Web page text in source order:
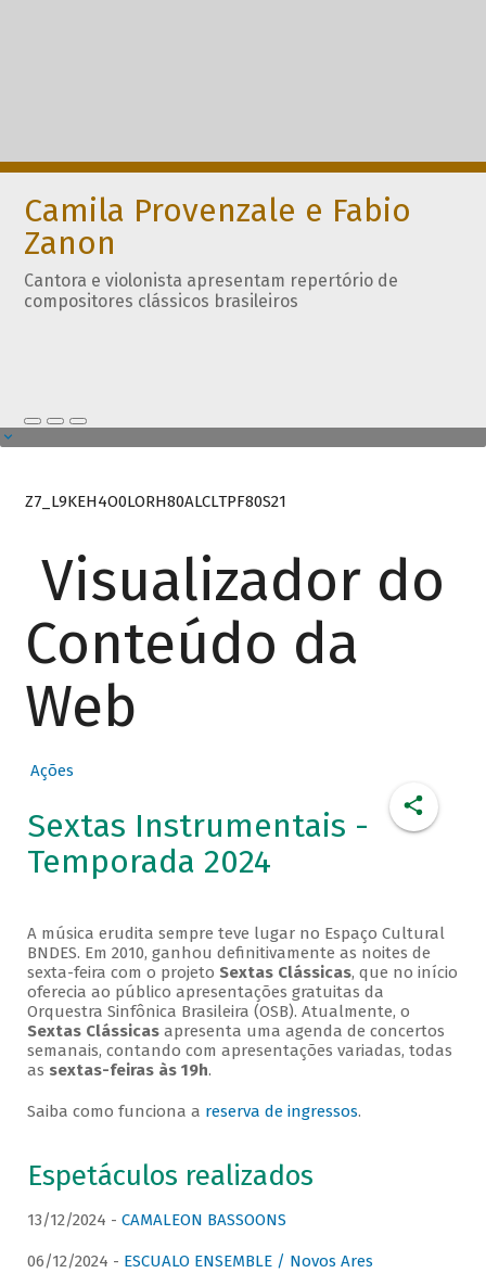
Camila Provenzale e Fabio
Zanon
Cantora e violonista apresentam repertório de
compositores clássicos brasileiros
Z7_L9KEH4O0LORH80ALCLTPF80S21
Visualizador do
Conteúdo da
Web
Ações
Sextas Instrumentais -
Temporada 2024
A música erudita sempre teve lugar no Espaço Cultural
BNDES. Em 2010, ganhou definitivamente as noites de
sexta-feira com o projeto Sextas Clássicas, que no início
oferecia ao público apresentações gratuitas da
Orquestra Sinfônica Brasileira (OSB). Atualmente, o
Sextas Clássicasapresenta uma agenda de concertos
semanais, contando com apresentações variadas, todas
as sextas-feiras às 19h.
Saiba como funciona a reserva de ingressos.
Espetáculos realizados
13/12/2024 - CAMALEON BASSOONS
06/12/2024 - ESCUALO ENSEMBLE / Novos Ares